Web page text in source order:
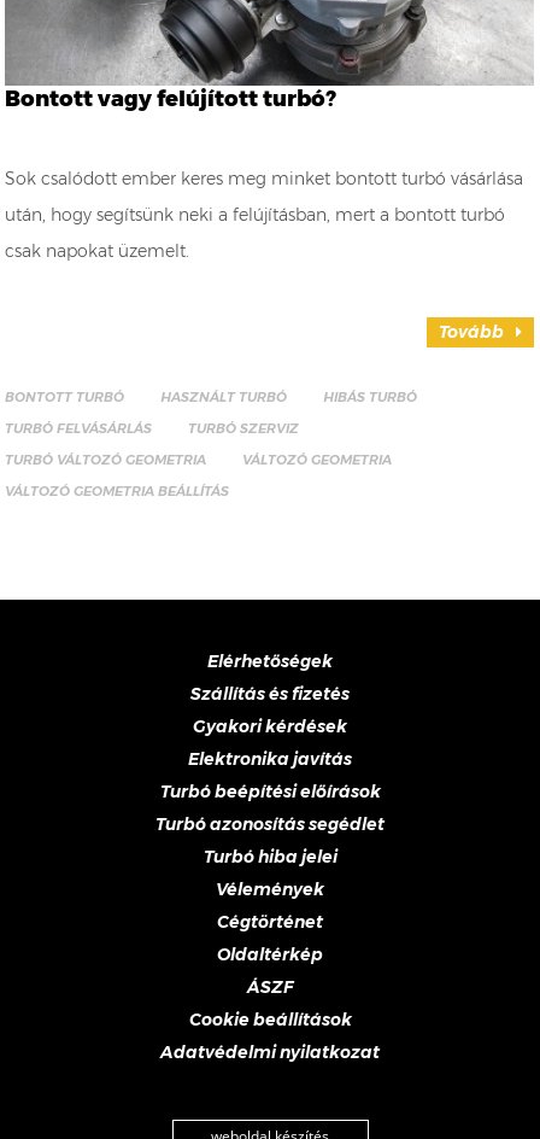
Bontott vagy felújított turbó?
Sok csalódott ember keres meg minket bontott turbó vásárlása
után, hogy segítsünk neki a felújításban, mert a bontott turbó
csak napokat üzemelt.
Tovább
BONTOTT TURBÓ HASZNÁLT TURBÓ
HIBÁS TURBÓ
TURBÓ FELVÁSÁRLÁS
TURBÓ SZERVIZ
TURBÓ VÁLTOZÓ GEOMETRIA
VÁLTOZÓ GEOMETRIA
VÁLTOZÓ GEOMETRIA BEÁLLÍTÁS
Elérhetőségek
Szállítás és fizetés
Gyakori kérdések
Elektronika javítás
Turbó beépítési előírások
Turbó azonosítás segédlet
Turbó hiba jelei
Vélemények
Cégtörténet
Oldaltérkép
ÁSZF
Cookie beállítások
Adatvédelmi nyilatkozat